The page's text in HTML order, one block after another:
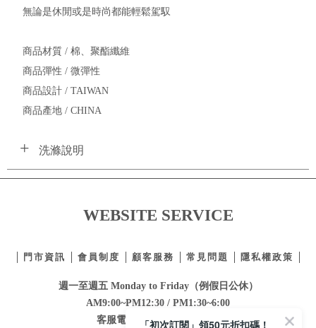
無論是休閒或是時尚都能輕鬆駕馭
商品材質 / 棉、聚酯纖維
商品彈性 / 微彈性
商品設計 / TAIWAN
商品產地 / CHINA
洗滌說明
WEBSITE SERVICE
門市資訊 會員制度 顧客服務 常見問題 隱私權政策
週一至週五 Monday to Friday（例假日公休）
AM9:00~PM12:30 / PM1:30~6:00
客服電話：02-2332-0855
「初次訂閱」領50元折扣碼！